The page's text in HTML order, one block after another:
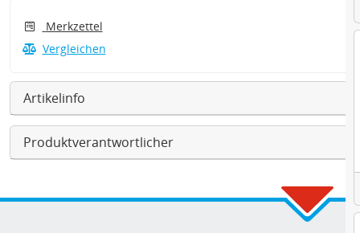
Merkzettel
Vergleichen
Artikelinfo
Produktverantwortlicher